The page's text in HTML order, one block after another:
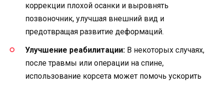
коррекции плохой осанки и выровнять
позвоночник, улучшая внешний вид и
предотвращая развитие деформаций.
Улучшение реабилитации: В некоторых случаях,
после травмы или операции на спине,
использование корсета может помочь ускорить